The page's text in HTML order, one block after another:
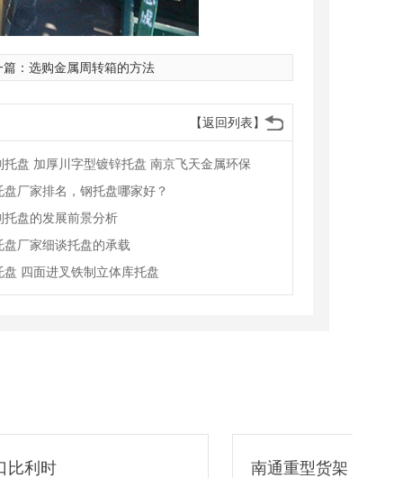
： 选购金属周转箱的方法
【返回列表】
托盘 加厚川字型镀锌托盘 南京飞天金属环保
盘厂家排名，钢托盘哪家好？
托盘的发展前景分析
盘厂家细谈托盘的承载
盘 四面进叉铁制立体库托盘
南通重型货架